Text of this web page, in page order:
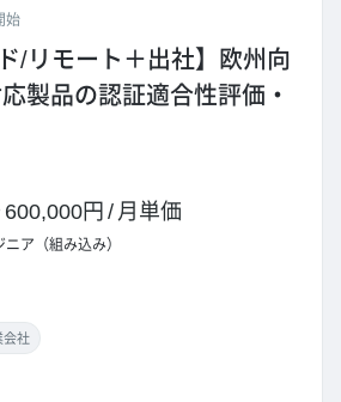
始
/リモート＋出社】欧州向
製品の認証適合性評価・
600,000円 / 月単価
ア（組み込み）
会社